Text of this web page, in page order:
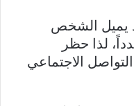
يميل الشخص
لذا حظر
الاجتماعي